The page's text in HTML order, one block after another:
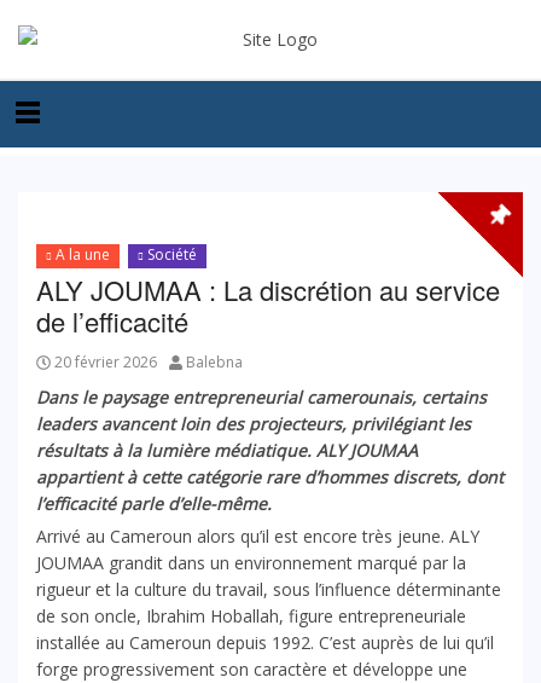
A la une Société
ALY JOUMAA : La discrétion au service
de l’efficacité
20 février 2026 Balebna
Dans le paysage entrepreneurial camerounais, certains
leaders avancent loin des projecteurs, privilégiant les
résultats à la lumière médiatique. ALY JOUMAA
appartient à cette catégorie rare d’hommes discrets, dont
l’efficacité parle d’elle-même.
Arrivé au Cameroun alors qu’il est encore très jeune. ALY
JOUMAA grandit dans un environnement marqué par la
rigueur et la culture du travail, sous l’influence déterminante
de son oncle, Ibrahim Hoballah, figure entrepreneuriale
installée au Cameroun depuis 1992. C’est auprès de lui qu’il
forge progressivement son caractère et développe une